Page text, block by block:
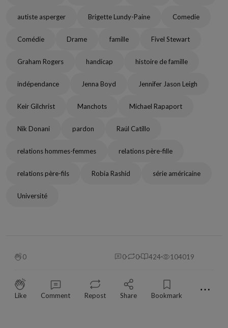
autiste asperger Brigette Lundy-Paine Comedie
Comédie Drame famille Fivel Stewart
Graham Rogers handicap histoire de famille
indépendance Jenna Boyd Jennifer Jason Leigh
Keir Gilchrist Manchots Michael Rapaport
Nik Donani pardon Raúl Catillo
relations hommes-femmes relations père-fille
relations père-fils Robia Rashid série américaine
Université
0 0 0 424 104019
Like Comment Repost Share Bookmark ⋯